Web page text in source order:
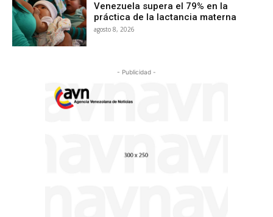
Venezuela supera el 79% en la
práctica de la lactancia materna
agosto 8, 2026
- Publicidad -